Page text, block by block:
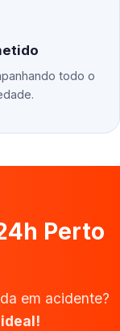
todo o
Perto
em acidente?